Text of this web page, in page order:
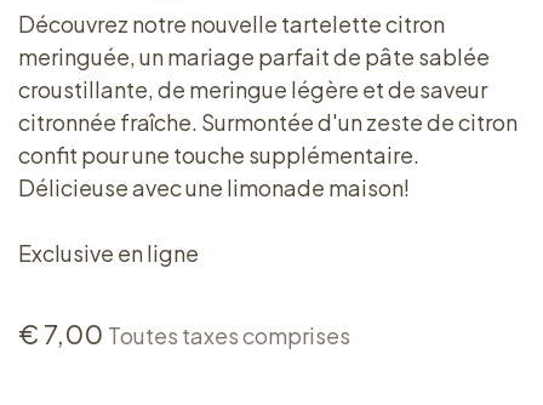
Découvrez notre nouvelle tartelette citron
meringuée, un mariage parfait de pâte sablée
croustillante, de meringue légère et de saveur
citronnée fraîche. Surmontée d'un zeste de citron
confit pour une touche supplémentaire.
Délicieuse avec une limonade maison!
Exclusive en ligne
€ 7,00 Toutes taxes comprises